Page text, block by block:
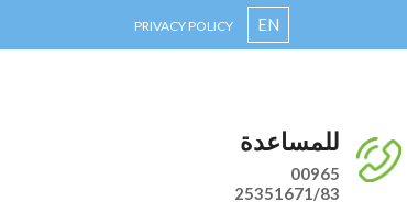
EN
PRIVACY POLICY
للمساعدة
00965
25351671/83